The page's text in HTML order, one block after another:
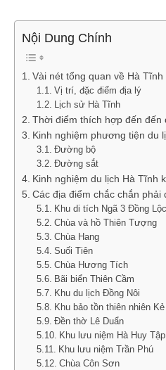
Nội Dung Chính
Vài nét tổng quan về Hà Tĩnh
Vị trí, đặc điểm địa lý
Lịch sử Hà Tĩnh
Thời điểm thích hợp đến đến
Kinh nghiệm phương tiện du
Đường bộ
Đường sắt
Kinh nghiệm du lịch Hà Tĩnh
Các địa điểm chắc chắn phải
Khu di tích Ngã 3 Đồng Lộc
Chùa và hồ Thiên Tượng
Chùa Hang
Suối Tiên
Chùa Hương Tích
Bãi biển Thiên Cầm
Khu du lịch Đồng Nôi
Khu bảo tồn thiên nhiên
Đền thờ Lê Duẩn
Khu lưu niệm Hà Huy Tập
Khu lưu niệm Trần Phú
Chùa Côn Sơn